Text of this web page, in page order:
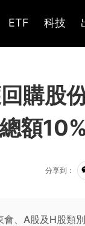
ETF 科技
購股
額10%
分享到：
、A股及H股類